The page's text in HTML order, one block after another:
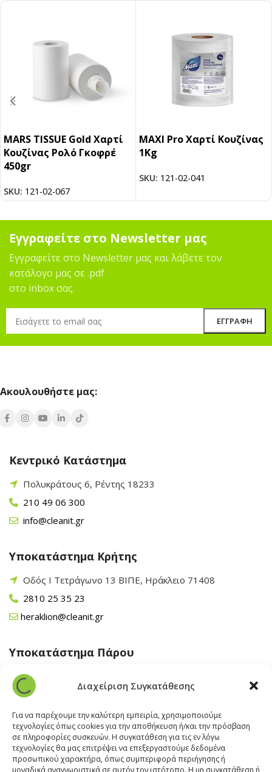
Διαχείριση Συγκατάθεσης
Για να παρέχουμε την καλύτερη εμπειρία, χρησιμοποιούμε
τεχνολογίες όπως cookies για την αποθήκευση ή/και την πρόσβαση
σε πληροφορίες συσκευών. Η συγκατάθεση για τις εν λόγω
τεχνολογίες θα μας επιτρέψει να επεξεργαστούμε δεδομένα
προσωπικού χαρακτήρα, όπως συμπεριφορά περιήγησης ή
μοναδικά αναγνωριστικά σε αυτόν τον ιστότοπο. Η μη συγκατάθεση ή
MARS TISSUE Gold Χαρτί
Κουζίνας Ρολό Γκοφρέ
450gr
SKU: 121-02-067
MAXI Pro Χαρτί Κουζίνας
1Kg
SKU: 121-02-041
Εγγραφείτε στο Newsletter μας
Εγγραφείτε στο Newsletter μας και λάβετε τον
κατάλογο μας σε .pdf
στο inbox σας.
Ακουλουθήστε μας:
Κεντρικό Κατάστημα
Πολυκράτους 6, Ρέντης 18233
210 49 06 300
info@cleanit.gr
Υποκατάστημα Κρήτης
Οδός Ι Τετράγωνο 13 ΒΙΠΕ, Ηράκλειο 71408
2810 25 35 23
heraklion@cleanit.gr
Υποκατάστημα Πάρου
Άγιος Βλάσης Αρχίλοχος, Πάρος 84400
22840 43 163
paros@cleanit.gr
Υποκατάστημα Σαντορίνης